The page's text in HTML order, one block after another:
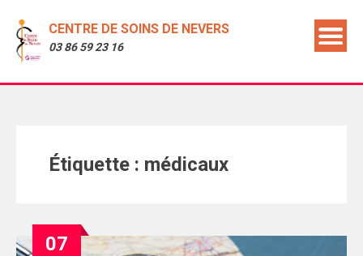
CENTRE DE SOINS DE NEVERS
03 86 59 23 16
Étiquette : médicaux
07